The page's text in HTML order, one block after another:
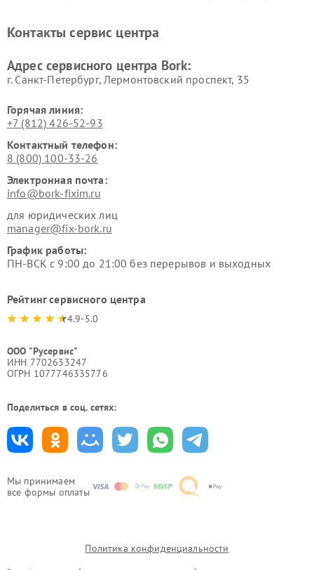
Мы принимаем
все формы оплаты
воздуха Bork
Bork
Bork
Контакты сервис центра
Адрес сервисного центра Bork:
г. Санкт-Петербург, Лермонтовский проспект, 35
Горячая линия:
+7 (812) 426-52-93
Контактный телефон:
8 (800) 100-33-26
Электронная почта:
info@bork-fixim.ru
для юридических лиц
manager@fix-bork.ru
График работы:
ПН-ВСК с 9:00 до 21:00 без перерывов и выходных
Рейтинг сервисного центра
4.9-5.0
ООО "Русервис"
ИНН 7702633247
ОГРН 1077746335776
Поделиться в соц. сетях:
Политика конфиденциальности